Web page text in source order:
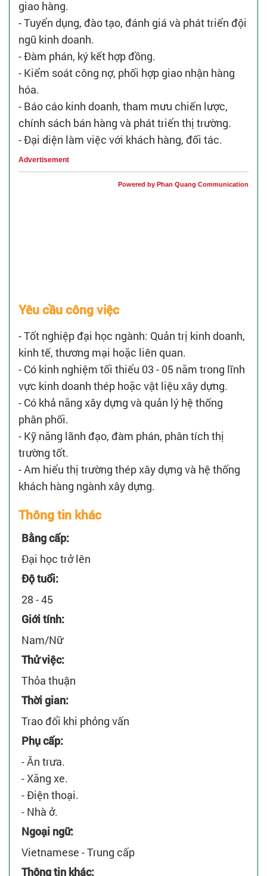
giao hàng.
- Tuyển dụng, đào tạo, đánh giá và phát triển đội
ngũ kinh doanh.
- Đàm phán, ký kết hợp đồng.
- Kiểm soát công nợ, phối hợp giao nhận hàng
hóa.
- Báo cáo kinh doanh, tham mưu chiến lược,
chính sách bán hàng và phát triển thị trường.
- Đại diện làm việc với khách hàng, đối tác.
Advertisement
Powered by Phan Quang Communication
Yêu cầu công việc
- Tốt nghiệp đại học ngành: Quản trị kinh doanh,
kinh tế, thương mại hoặc liên quan.
- Có kinh nghiệm tối thiểu 03 - 05 năm trong lĩnh
vực kinh doanh thép hoặc vật liệu xây dựng.
- Có khả năng xây dựng và quản lý hệ thống
phân phối.
- Kỹ năng lãnh đạo, đàm phán, phân tích thị
trường tốt.
- Am hiểu thị trường thép xây dựng và hệ thống
khách hàng ngành xây dựng.
Thông tin khác
Bằng cấp:
Đại học trở lên
Độ tuổi:
28 - 45
Giới tính:
Nam/Nữ
Thử việc:
Thỏa thuận
Thời gian:
Trao đổi khi phỏng vấn
Phụ cấp:
- Ăn trưa.
- Xăng xe.
- Điện thoại.
- Nhà ở.
Ngoại ngữ:
Vietnamese - Trung cấp
Thông tin khác: